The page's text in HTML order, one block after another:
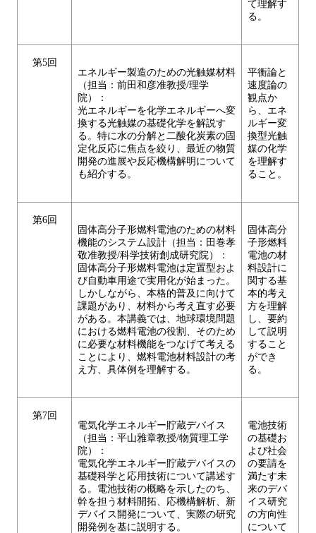
て理解す
る。
第5回
エネルギー製造のための光触媒材料
（担当：前田和彦准教授/理学
院）：
光エネルギーを化学エネルギーへ変
換する光触媒の基礎化学を解説す
る。特に水の分解と二酸化炭素の固
定化反応に焦点を絞り、最近の物質
開発の進展や反応機構解明について
も紹介する。
平衡論と
速度論の
観点か
ら、エネ
ルギー変
換型光触
媒の化学
を理解す
ること。
第6回
固体高分子形燃料電池のための材料
機能のシステム設計（担当：田巻孝
敬准教授/科学技術創成研究院）：
固体高分子形燃料電池は定置型およ
び自動車用途で実用化が始まった。
しかしながら、本格的普及に向けて
課題があり、材料から考え直す必要
がある。本講義では、地球環境問題
における燃料電池の役割、そのため
に必要な材料機能をつなげて考える
ことにより、燃料電池材料設計の考
え方、具体例を理解する。
固体高分
子形燃料
電池の材
料設計に
関する基
本的考え
方を理解
し、要約
して説明
すること
ができ
る。
第7回
電気化学エネルギー貯蔵デバイス
（担当：平山雅章教授/物質理工学
院）：
電気化学エネルギー貯蔵デバイスの
基礎科学と応用技術について講述す
る。電池技術の概略を示したのち、
幹を担う材料開拓、応機構解析、新
デバイス開発について、実際の研究
開発例を基に説明する。
電池技術
の基礎お
よび社会
の要請を
満たす未
来のデバ
イス研究
の方向性
について